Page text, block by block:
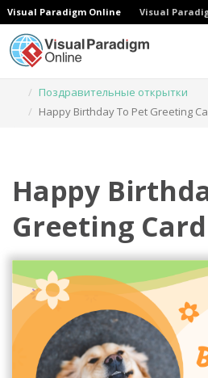
Visual Paradigm Online Visual
Поздравительные открытки
Happy Birthday To Pet Greeting
Happy
Greeting Card